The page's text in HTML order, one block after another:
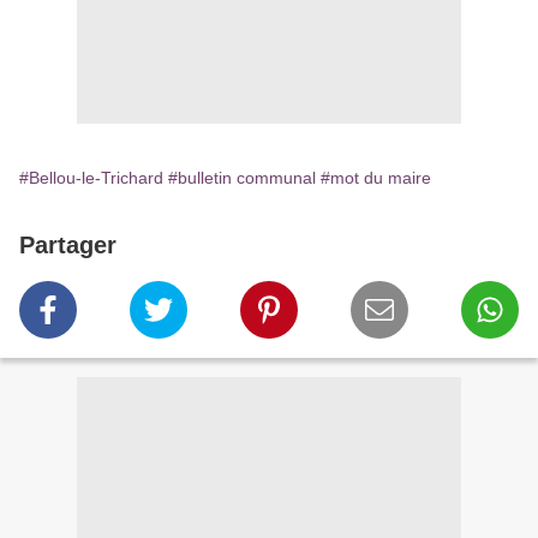
#Bellou-le-Trichard #bulletin communal #mot du maire
Partager